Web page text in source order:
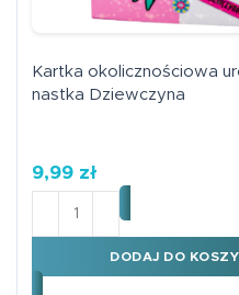
Kartka okolicznościowa
nastka Dziewczyna
9,99 zł
ilość Kartka
DODAJ DO